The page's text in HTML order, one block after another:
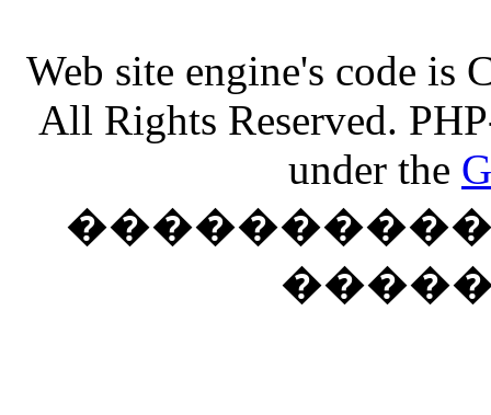
Web site engine's code
All Rights Reserved.
under the
����������